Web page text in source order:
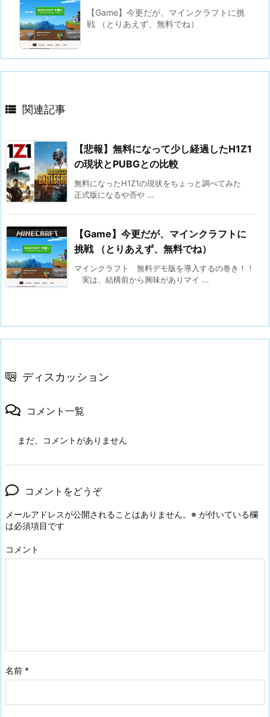
【Game】今更だが、マインクラフトに挑
戦 （とりあえず、無料でね）
 関連記事
【悲報】無料になって少し経過したH1Z1
の現状とPUBGとの比較
無料になったH1Z1の現状をちょっと調べてみた
正式版になるや否や ...
【Game】今更だが、マインクラフトに
挑戦 （とりあえず、無料でね）
マインクラフト 無料デモ版を導入するの巻き！！
実は、結構前から興味がありマイ ...
ディスカッション
コメント一覧
まだ、コメントがありません
コメントをどうぞ
メールアドレスが公開されることはありません。 ※ が付いている欄
は必須項目です
コメント
名前 *